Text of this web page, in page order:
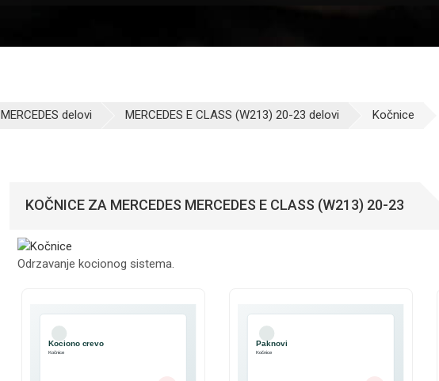
MERCEDES delovi MERCEDES E CLASS (W213) 20-23 delovi Kočnice
KOČNICE ZA MERCEDES MERCEDES E CLASS (W213) 20-23
Odrzavanje kocionog sistema.